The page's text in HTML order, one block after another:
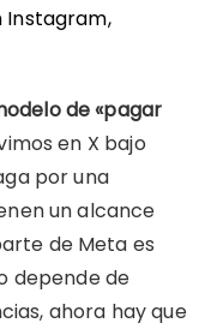
Instagram,
de «pagar
en X bajo
por una
un alcance
de Meta es
depende de
ahora hay que